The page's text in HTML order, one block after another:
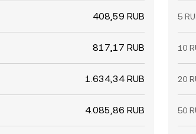
408,59 RUB
817,17 RUB
1.634,34 RUB
4.085,86 RUB
5
10
20
50